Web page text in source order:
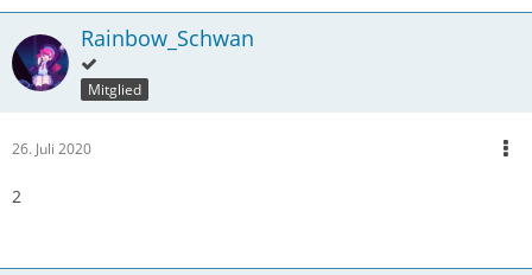
Rainbow_Schwan
Mitglied
26. Juli 2020
2